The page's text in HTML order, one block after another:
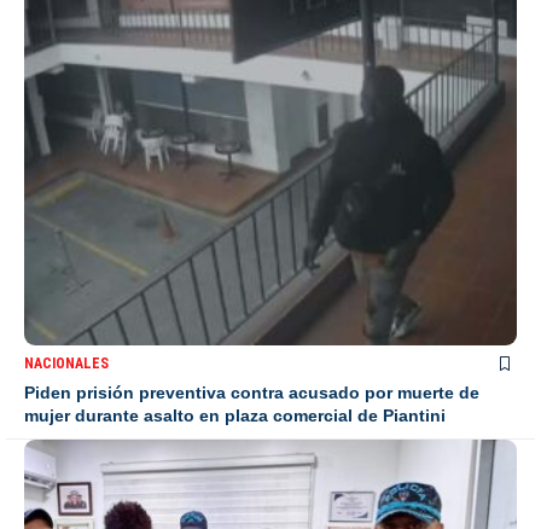
NACIONALES
Piden prisión preventiva contra acusado por muerte de
mujer durante asalto en plaza comercial de Piantini